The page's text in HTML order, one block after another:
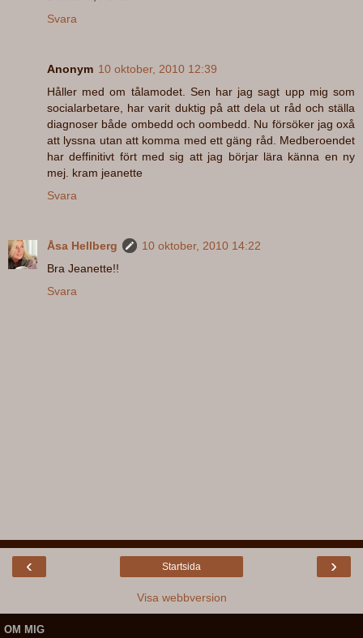
Svara
Anonym 10 oktober, 2010 12:39
Håller med om tålamodet. Sen har jag sagt upp mig som
socialarbetare, har varit duktig på att dela ut råd och ställa
diagnoser både ombedd och oombedd. Nu försöker jag oxå
att lyssna utan att komma med ett gäng råd. Medberoendet
har deffinitivt fört med sig att jag börjar lära känna en ny
mej. kram jeanette
Svara
Åsa Hellberg
10 oktober, 2010 14:22
Bra Jeanette!!
Svara
‹ ›
Startsida
Visa webbversion
OM MIG